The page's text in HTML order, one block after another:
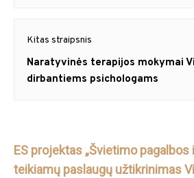
Kitas straipsnis
Next
post:
Naratyvinės terapijos mokymai
dirbantiems psichologams
ES projektas „Švietimo
teikiamų paslaugų užtikrinimas